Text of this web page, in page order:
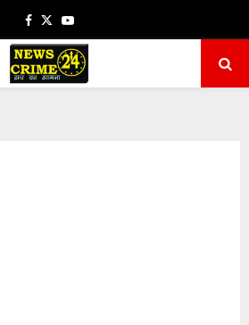
Facebook
TwitterYoutube